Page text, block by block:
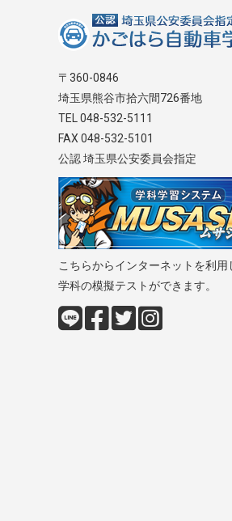
〒360-0846
埼玉県熊谷市拾六間726番地
TEL 048-532-5111
FAX 048-532-5101
公認 埼玉県公安委員会指定
こちらからインターネットを利用
学科の模擬テストができます。